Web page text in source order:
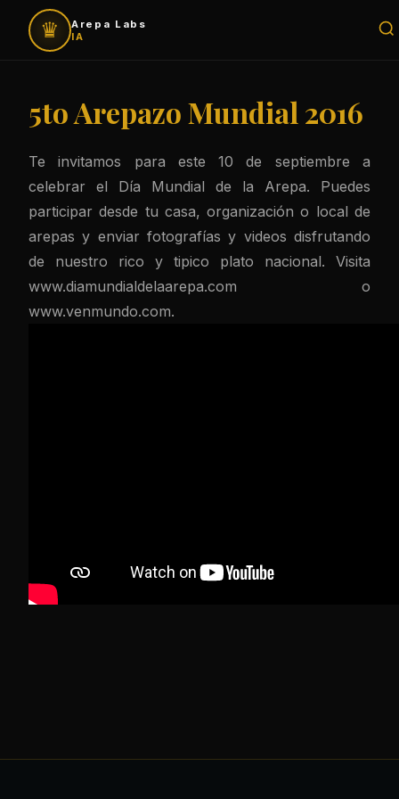
♛
Arepa Labs
IA
5to Arepazo Mundial 2016
Te invitamos para este 10 de septiembre a
celebrar el Día Mundial de la Arepa. Puedes
participar desde tu casa, organización o local de
arepas y enviar fotografías y videos disfrutando
de nuestro rico y tipico plato nacional. Visita
www.diamundialdelaarepa.com o
www.venmundo.com.